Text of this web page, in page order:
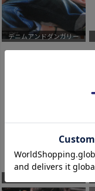
デニムアンドダンガリー